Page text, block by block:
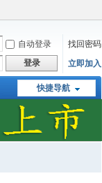
自动登录
找回密码
登录 立即加入
快捷导航